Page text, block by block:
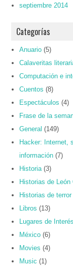
septiembre 2014
Categorías
Anuario (5)
Calaveritas
Computación e
Cuentos (8)
Espectáculos (4)
Frase de la
General (149)
Hacker: Internet,
información (7)
Historia (3)
Historias de León
Historias de terror
Libros (13)
Lugares de Interés
México (6)
Movies (4)
Music (1)